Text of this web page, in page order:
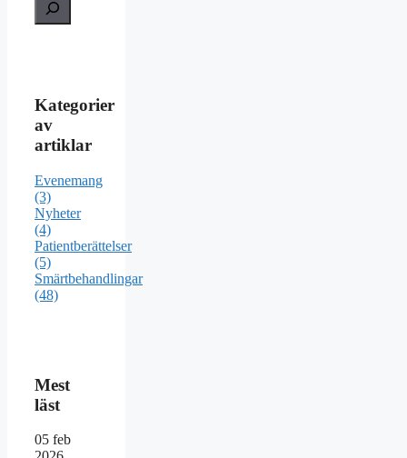
Kategorier
av
artiklar
Evenemang
(3)
Nyheter
(4)
Patientberättelser
(5)
Smärtbehandlingar
(48)
Mest
läst
05 feb